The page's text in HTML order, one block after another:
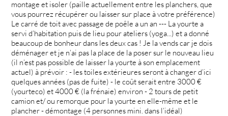
montage et isoler (paille actuellement entre les planchers, que
vous pourrez récupérer ou laisser sur place à votre préférence)
Le carré de toit avec passage de poêle a un an --- La yourte a
servi d’habitation puis de lieu pour ateliers (yoga...) et a donné
beaucoup de bonheur dans les deux cas ! Je la vends car je dois
déménager et je n’ai pas la place de la poser sur le nouveau lieu
(il n’est pas possible de laisser la yourte à son emplacement
actuel) à prévoir : - les toiles extérieures seront à changer d’ici
quelques années (pas de fuite) - le coût serait entre 3000 €
(yourteco) et 4000 € (la frénaie) environ - 2 tours de petit
camion et/ ou remorque pour la yourte en elle-même et le
plancher - démontage (4 personnes mini. dans l’idéal)